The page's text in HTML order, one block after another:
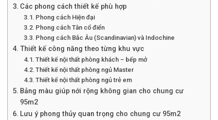
Các phong cách thiết kế phù hợp
Phong cách Hiện đại
Phong cách Tân cổ điển
Phong cách Bắc Âu (Scandinavian) và Indochine
Thiết kế công năng theo từng khu vực
Thiết kế nội thất phòng khách – bếp mở
Thiết kế nội thất phòng ngủ Master
Thiết kế nội thất phòng ngủ trẻ em
Bảng màu giúp nới rộng không gian cho chung cư
95m2
Lưu ý phong thủy quan trọng cho chung cư 95m2